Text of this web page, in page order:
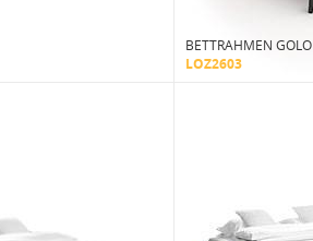
BETTRAHMEN GOLO
LOZ2603